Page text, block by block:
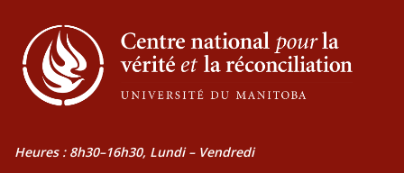
Heures : 8h30–16h30, Lundi – Vendredi